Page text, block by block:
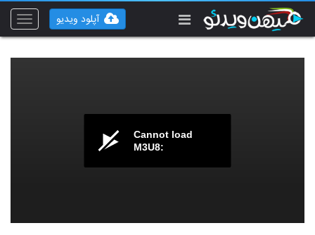
Toggle
آپلود ویدیو
Cannot load
M3U8: